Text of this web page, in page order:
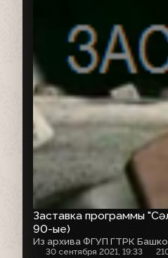
Заставка программы
90-ые)
Из архива ФГУП ГТРК
30 сентября 2021, 19:33